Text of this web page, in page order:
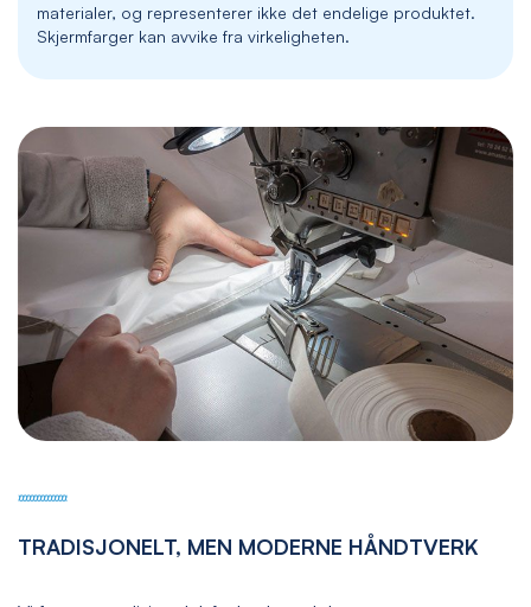
materialer, og representerer ikke det endelige produktet.
Skjermfarger kan avvike fra virkeligheten.
TRADISJONELT, MEN MODERNE HÅNDTVERK